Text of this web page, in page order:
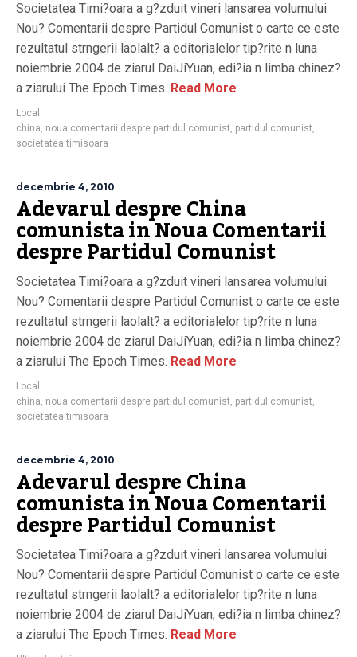
Societatea Timi?oara a g?zduit vineri lansarea volumului
Nou? Comentarii despre Partidul Comunist o carte ce este
rezultatul strngerii laolalt? a editorialelor tip?rite n luna
noiembrie 2004 de ziarul DaiJiYuan, edi?ia n limba chinez?
a ziarului The Epoch Times. Read More
Local
china, noua comentarii despre partidul comunist, partidul comunist,
societatea timisoara
decembrie 4, 2010
Adevarul despre China
comunista in Noua Comentarii
despre Partidul Comunist
Societatea Timi?oara a g?zduit vineri lansarea volumului
Nou? Comentarii despre Partidul Comunist o carte ce este
rezultatul strngerii laolalt? a editorialelor tip?rite n luna
noiembrie 2004 de ziarul DaiJiYuan, edi?ia n limba chinez?
a ziarului The Epoch Times. Read More
Local
china, noua comentarii despre partidul comunist, partidul comunist,
societatea timisoara
decembrie 4, 2010
Adevarul despre China
comunista in Noua Comentarii
despre Partidul Comunist
Societatea Timi?oara a g?zduit vineri lansarea volumului
Nou? Comentarii despre Partidul Comunist o carte ce este
rezultatul strngerii laolalt? a editorialelor tip?rite n luna
noiembrie 2004 de ziarul DaiJiYuan, edi?ia n limba chinez?
a ziarului The Epoch Times. Read More